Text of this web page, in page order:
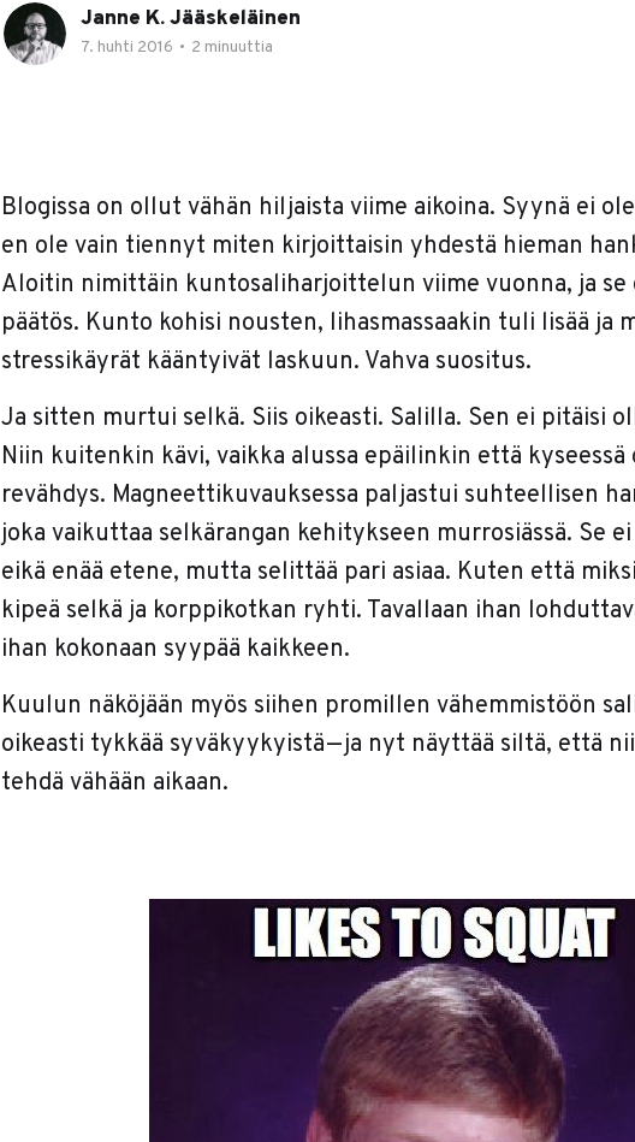
Janne K. Jääskeläinen
7. huhti 2016 • 2 minuuttia
Blogissa on ollut vähän hiljaista viime aikoina. Syynä ei
en ole vain tiennyt miten kirjoittaisin yhdestä hieman
Aloitin nimittäin kuntosaliharjoittelun viime vuonna, ja se
päätös. Kunto kohisi nousten, lihasmassaakin tuli lisää ja
stressikäyrät kääntyivät laskuun. Vahva suositus.
Ja sitten murtui selkä. Siis oikeasti. Salilla. Sen ei pitäisi
Niin kuitenkin kävi, vaikka alussa epäilinkin että
revähdys. Magneettikuvauksessa paljastui suhteellisen
joka vaikuttaa selkärangan kehitykseen murrosiässä. Se
eikä enää etene, mutta selittää pari asiaa. Kuten että
kipeä selkä ja korppikotkan ryhti. Tavallaan ihan
ihan kokonaan syypää kaikkeen.
Kuulun näköjään myös siihen promillen vähemmistöön
oikeasti tykkää syväkyykyistä — ja nyt näyttää siltä, että
tehdä vähään aikaan.